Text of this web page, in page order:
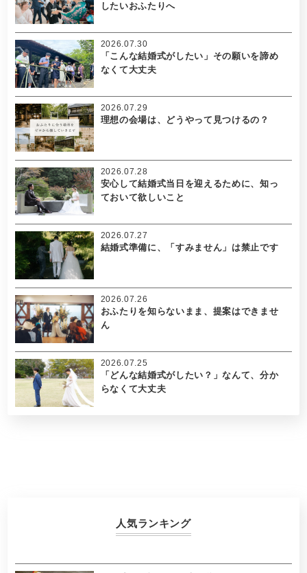
したいおふたりへ
「こんな結婚式がしたい」その願いを諦め
なくて大丈夫
2026.07.30
理想の会場は、どうやって見つけるの？
2026.07.29
安心して結婚式当日を迎えるために、知っ
ておいて欲しいこと
2026.07.28
結婚式準備に、「すみません」は禁止です
2026.07.27
おふたりを知らないまま、提案はできませ
ん
2026.07.26
「どんな結婚式がしたい？」なんて、分か
らなくて大丈夫
2026.07.25
人気ランキング